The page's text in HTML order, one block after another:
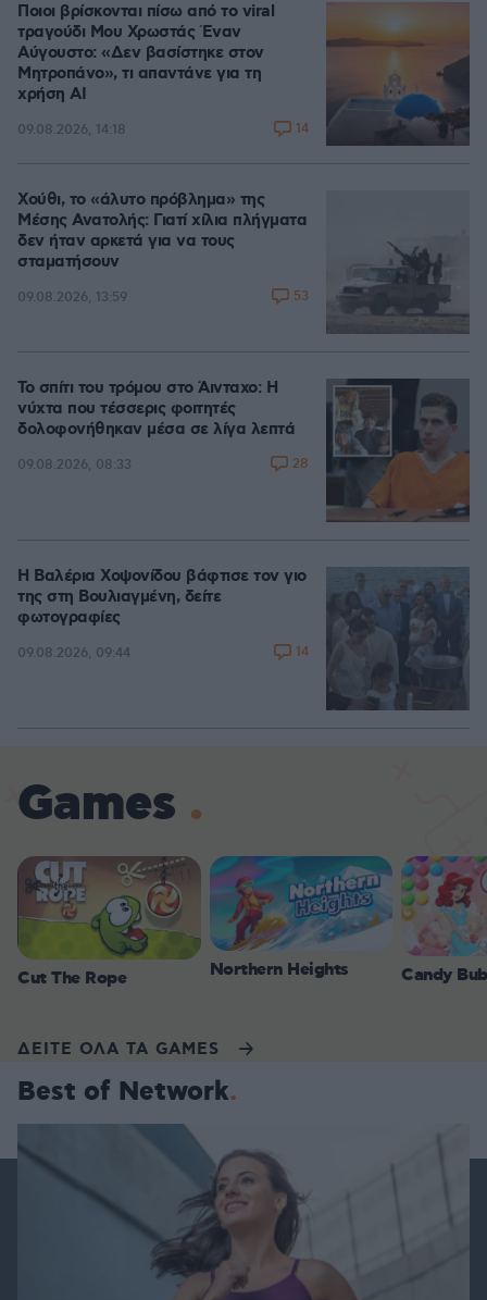
Ποιοι βρίσκονται πίσω από το viral
τραγούδι Μου Χρωστάς Έναν
Αύγουστο: «Δεν βασίστηκε στον
Μητροπάνο», τι απαντάνε για τη
χρήση AI
09.08.2026, 14:18 14
Χούθι, το «άλυτο πρόβλημα» της
Μέσης Ανατολής: Γιατί χίλια πλήγματα
δεν ήταν αρκετά για να τους
σταματήσουν
09.08.2026, 13:59 53
Το σπίτι του τρόμου στο Άινταχο: Η
νύχτα που τέσσερις φοιτητές
δολοφονήθηκαν μέσα σε λίγα λεπτά
09.08.2026, 08:33 28
Η Βαλέρια Χοψονίδου βάφτισε τον γιο
της στη Βουλιαγμένη, δείτε
φωτογραφίες
09.08.2026, 09:44 14
Games
Cut The Rope Northern Heights Candy
ΔΕΙΤΕ ΟΛΑ ΤΑ GAMES
Best of Network